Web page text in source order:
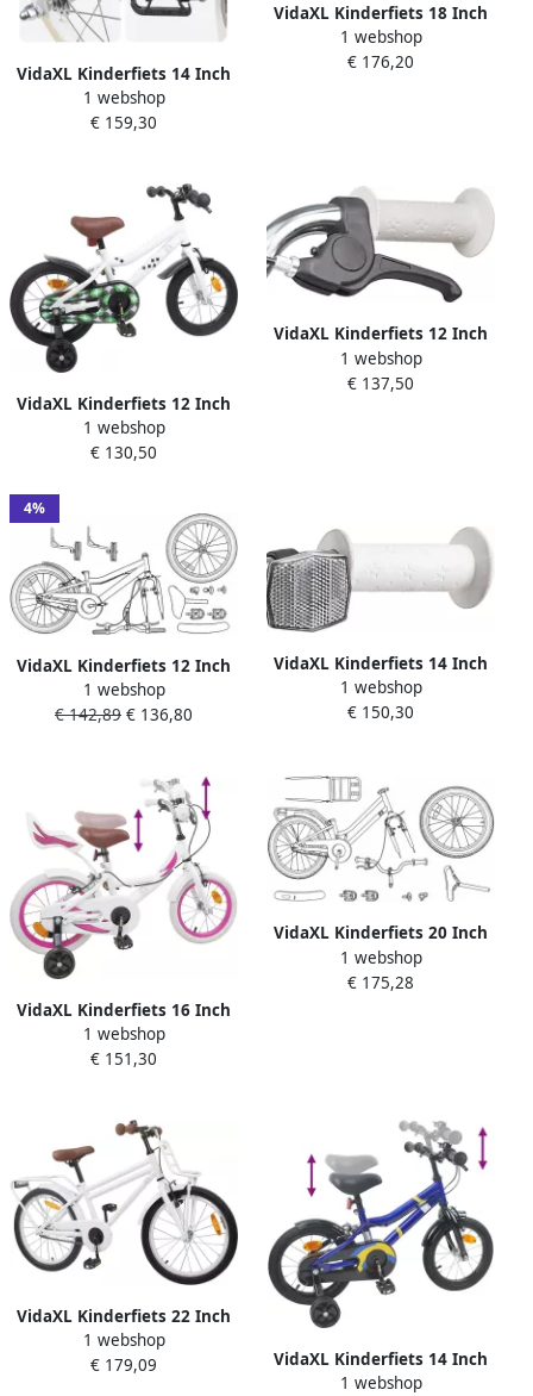
VidaXL Kinderfiets 14 Inch
voor 3-5 jaar oud Wit
1 webshop
€ 159,30
VidaXL Kinderfiets 18 Inch
voor 5-7 jaar oud Wit
1 webshop
€ 176,20
VidaXL Kinderfiets 12 Inch
voor 2-4 jaar oud Wit
1 webshop
€ 130,50
VidaXL Kinderfiets 12 Inch
voor 2-4 jaar oud Wit
1 webshop
€ 137,50
4%
VidaXL Kinderfiets 12 Inch
voor 2-4 jaar oud Roze Wit
1 webshop
€ 142,89 € 136,80
VidaXL Kinderfiets 14 Inch
voor 3-5 jaar oud Wit
1 webshop
€ 150,30
VidaXL Kinderfiets 16 Inch
voor 4-6 jaar oud Wit
1 webshop
€ 151,30
VidaXL Kinderfiets 20 Inch
voor 6-11 jaar oud Wit
1 webshop
€ 175,28
VidaXL Kinderfiets 22 Inch
voor 7-12 jaar oud Wit
1 webshop
€ 179,09
VidaXL Kinderfiets 14 Inch
voor 3-5 jaar oud Blauw wit
1 webshop